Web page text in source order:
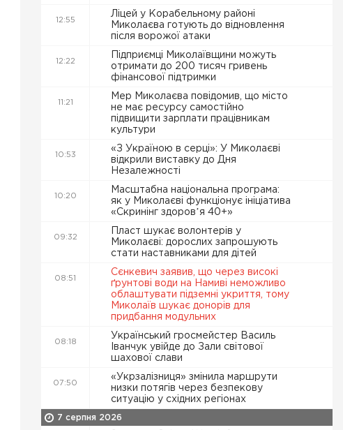
12:55
Ліцей у Корабельному районі
Миколаєва готують до відновлення
після ворожої атаки
12:22
Підприємці Миколаївщини можуть
отримати до 200 тисяч гривень
фінансової підтримки
11:21
Мер Миколаєва повідомив, що місто
не має ресурсу самостійно
підвищити зарплати працівникам
культури
10:53
«З Україною в серці»: У Миколаєві
відкрили виставку до Дня
Незалежності
10:20
Масштабна національна програма:
як у Миколаєві функціонує ініціатива
«Скринінг здоровʼя 40+»
09:32
Пласт шукає волонтерів у
Миколаєві: дорослих запрошують
стати наставниками для дітей
08:51
Сєнкевич заявив, що через високі
ґрунтові води на Намиві неможливо
облаштувати підземні укриття, тому
Миколаїв шукає донорів для
придбання модульних
08:18
Український гросмейстер Василь
Іванчук увійде до Зали світової
шахової слави
07:50
«Укрзалізниця» змінила маршрути
низки потягів через безпекову
ситуацію у східних регіонах
7 серпня 2026